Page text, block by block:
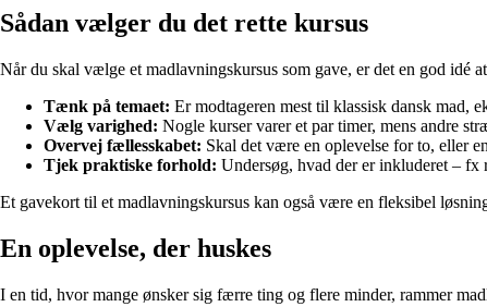
Sådan vælger du det rette kursus
Når du skal vælge et madlavningskursus som gave, er det en god idé
Tænk på temaet: Er modtageren mest til klassisk dansk mad,
Vælg varighed: Nogle kurser varer et par timer, mens andre
Overvej fællesskabet: Skal det være en oplevelse for to, eller
Tjek praktiske forhold: Undersøg, hvad der er inkluderet – fx
Et gavekort til et madlavningskursus kan også være en fleksibel
En oplevelse, der huskes
I en tid, hvor mange ønsker sig færre ting og flere minder, rammer